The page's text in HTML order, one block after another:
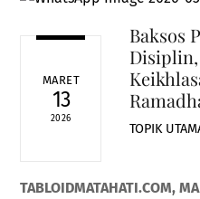
MARET
13
2026
Baksos
Disiplin,
TOPIK
TABLOIDMATAHATI.COM,